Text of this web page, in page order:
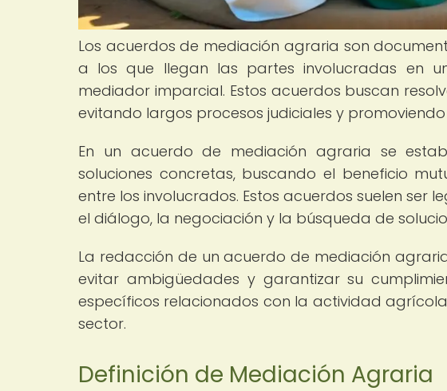
Los acuerdos de mediación agraria son
a los que llegan las partes involucradas en
mediador imparcial. Estos acuerdos buscan
evitando largos procesos judiciales y
En un acuerdo de mediación agraria se
soluciones concretas, buscando el beneficio
entre los involucrados. Estos acuerdos suelen ser
el diálogo, la negociación y la búsqueda de
La redacción de un acuerdo de mediación
evitar ambigüedades y garantizar su
específicos relacionados con la actividad
sector.
Definición de Mediación Agraria